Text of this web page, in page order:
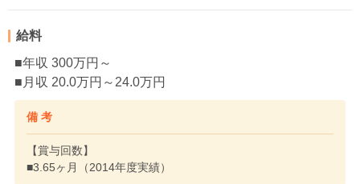
給料
■年収 300万円～
■月収 20.0万円～24.0万円
備 考
【賞与回数】
■3.65ヶ月（2014年度実績）